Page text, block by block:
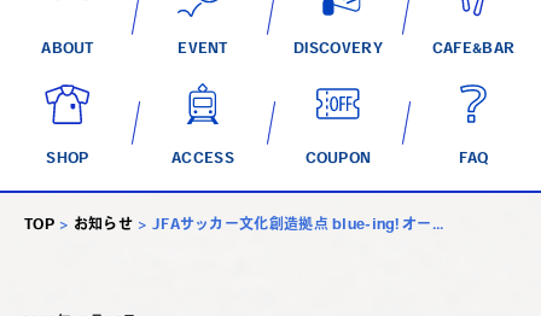
ABOUT EVENT DISCOVERY CAFE&BAR
SHOP ACCESS COUPON FAQ
TOP > お知らせ > JFAサッカー文化創造拠点 blue-ing! オー...